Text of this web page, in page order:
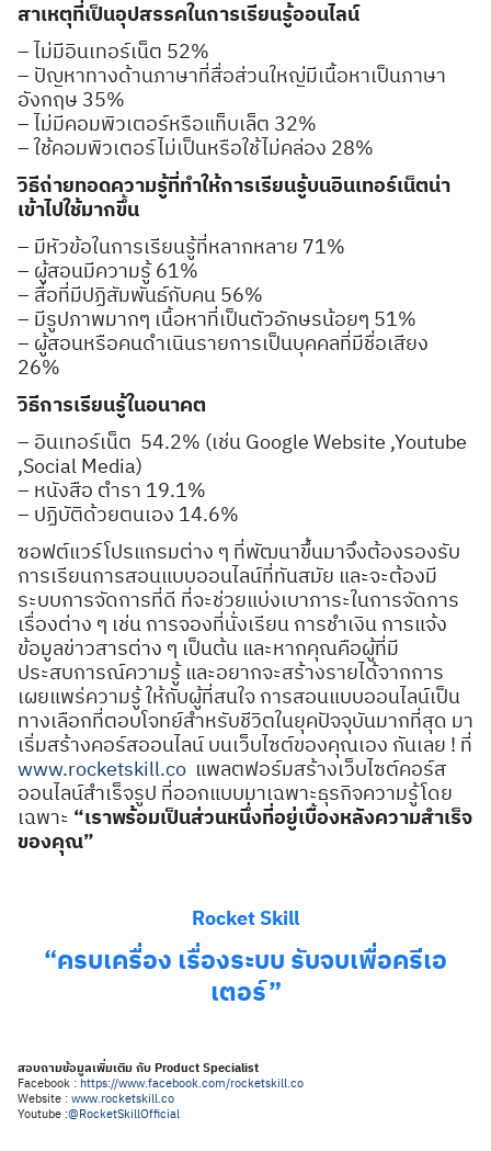
สาเหตุที่เป็นอุปสรรคในการเรียนรู้ออนไลน์
– ไม่มีอินเทอร์เน็ต 52%
– ปัญหาทางด้านภาษาที่สื่อส่วนใหญ่มีเนื้อหาเป็นภาษา
อังกฤษ 35%
– ไม่มีคอมพิวเตอร์หรือแท็บเล็ต 32%
– ใช้คอมพิวเตอร์ไม่เป็นหรือใช้ไม่คล่อง 28%
วิธีถ่ายทอดความรู้ที่ทำให้การเรียนรู้บนอินเทอร์เน็ตน่า
เข้าไปใช้มากขึ้น
– มีหัวข้อในการเรียนรู้ที่หลากหลาย 71%
– ผู้สอนมีความรู้ 61%
– สื่อที่มีปฏิสัมพันธ์กับคน 56%
– มีรูปภาพมากๆ เนื้อหาที่เป็นตัวอักษรน้อยๆ 51%
– ผู้สอนหรือคนดำเนินรายการเป็นบุคคลที่มีชื่อเสียง
26%
วิธีการเรียนรู้ในอนาคต
– อินเทอร์เน็ต 54.2% (เช่น Google Website ,Youtube
,Social Media)
– หนังสือ ตำรา 19.1%
– ปฏิบัติด้วยตนเอง 14.6%
ซอฟต์แวร์โปรแกรมต่าง ๆ ที่พัฒนาขึ้นมาจึงต้องรองรับ
การเรียนการสอนแบบออนไลน์ที่ทันสมัย และจะต้องมี
ระบบการจัดการที่ดี ที่จะช่วยแบ่งเบาภาระในการจัดการ
เรื่องต่าง ๆ เช่น การจองที่นั่งเรียน การชำเงิน การแจ้ง
ข้อมูลข่าวสารต่าง ๆ เป็นต้น และหากคุณคือผู้ที่มี
ประสบการณ์ความรู้ และอยากจะสร้างรายได้จากการ
เผยแพร่ความรู้ ให้กับผู้ที่สนใจ การสอนแบบออนไลน์เป็น
ทางเลือกที่ตอบโจทย์สำหรับชีวิตในยุคปัจจุบันมากที่สุด มา
เริ่มสร้างคอร์สออนไลน์ บนเว็บไซต์ของคุณเอง กันเลย ! ที่
www.rocketskill.co แพลตฟอร์มสร้างเว็บไซต์คอร์ส
ออนไลน์สำเร็จรูป ที่ออกแบบมาเฉพาะธุรกิจความรู้โดย
เฉพาะ “เราพร้อมเป็นส่วนหนึ่งที่อยู่เบื้องหลังความสำเร็จ
ของคุณ”
Rocket Skill
“ครบเครื่อง เรื่องระบบ รับจบเพื่อครีเอ
เตอร์”
สอบถามข้อมูลเพิ่มเติม กับ Product Specialist
Facebook : https://www.facebook.com/rocketskill.co
Website : www.rocketskill.co
Youtube :@RocketSkillOfficial